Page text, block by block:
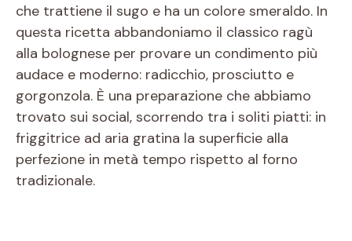
che trattiene il sugo e ha un colore smeraldo. In
questa ricetta abbandoniamo il classico ragù
alla bolognese per provare un condimento più
audace e moderno: radicchio, prosciutto e
gorgonzola. È una preparazione che abbiamo
trovato sui social, scorrendo tra i soliti piatti: in
friggitrice ad aria gratina la superficie alla
perfezione in metà tempo rispetto al forno
tradizionale.